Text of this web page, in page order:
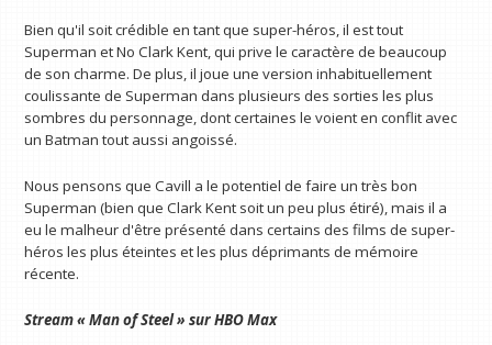
Bien qu'il soit crédible en tant que super-héros, il est tout
Superman et No Clark Kent, qui prive le caractère de beaucoup
de son charme. De plus, il joue une version inhabituellement
coulissante de Superman dans plusieurs des sorties les plus
sombres du personnage, dont certaines le voient en conflit avec
un Batman tout aussi angoissé.
Nous pensons que Cavill a le potentiel de faire un très bon
Superman (bien que Clark Kent soit un peu plus étiré), mais il a
eu le malheur d'être présenté dans certains des films de super-
héros les plus éteintes et les plus déprimants de mémoire
récente.
Stream « Man of Steel » sur HBO Max